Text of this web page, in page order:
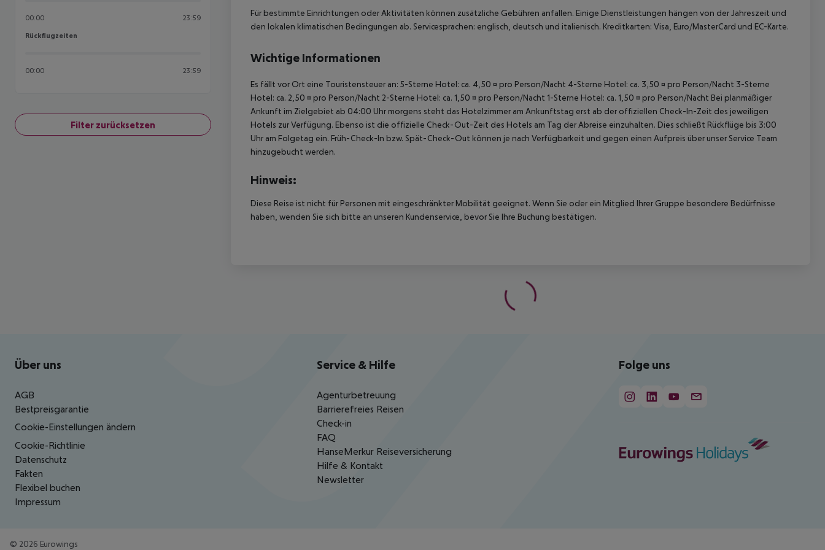
00:00 23:59
Rückflugzeiten
Rückflugzeiten
00:00 23:59
Filter zurücksetzen
Für bestimmte Einrichtungen oder Aktivitäten können zusätzliche Gebühren anfallen. Einige Dienstleistungen hängen von der Jahreszeit und
den lokalen klimatischen Bedingungen ab. Servicesprachen: englisch, deutsch und italienisch. Kreditkarten: Visa, Euro/MasterCard und EC-Karte.
Wichtige Informationen
Es fällt vor Ort eine Touristensteuer an: 5-Sterne Hotel: ca. 4,50 ¤ pro Person/Nacht 4-Sterne Hotel: ca. 3,50 ¤ pro Person/Nacht 3-Sterne
Hotel: ca. 2,50 ¤ pro Person/Nacht 2-Sterne Hotel: ca. 1,50 ¤ pro Person/Nacht 1-Sterne Hotel: ca. 1,50 ¤ pro Person/Nacht Bei planmäßiger
Ankunft im Zielgebiet ab 04:00 Uhr morgens steht das Hotelzimmer am Ankunftstag erst ab der offiziellen Check-In-Zeit des jeweiligen
Hotels zur Verfügung. Ebenso ist die offizielle Check-Out-Zeit des Hotels am Tag der Abreise einzuhalten. Dies schließt Rückflüge bis 3:00
Uhr am Folgetag ein. Früh-Check-In bzw. Spät-Check-Out können je nach Verfügbarkeit und gegen einen Aufpreis über unser Service Team
hinzugebucht werden.
Hinweis:
Diese Reise ist nicht für Personen mit eingeschränkter Mobilität geeignet. Wenn Sie oder ein Mitglied Ihrer Gruppe besondere Bedürfnisse
haben, wenden Sie sich bitte an unseren Kundenservice, bevor Sie Ihre Buchung bestätigen.
Footer navigation
Über uns
AGB
Bestpreisgarantie
Cookie-Einstellungen ändern
Cookie-Richtlinie
Datenschutz
Fakten
Flexibel buchen
Impressum
Service & Hilfe
Agenturbetreuung
Barrierefreies Reisen
Check-in
FAQ
HanseMerkur Reiseversicherung
Hilfe & Kontakt
Newsletter
Folge uns
© 2026 Eurowings